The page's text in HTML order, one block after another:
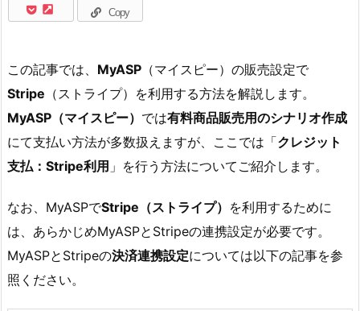
Copy
この記事では、 MyASP （マイスピー）の販売設定で
Stripe （ストライプ）を利用する方法を解説します。
MyASP（マイスピー） では有料商品販売用のシナリオ作成
にて支払い方法が多数扱えますが、ここでは「クレジット
支払：Stripe利用 」を行う方法についてご紹介します。
なお、MyASPでStripe （ストライプ） を利用するために
は、あらかじめMyASPとStripeの連携設定が必要です。
MyASPとStripeの決済連携設定については以下の記事を参
照ください。